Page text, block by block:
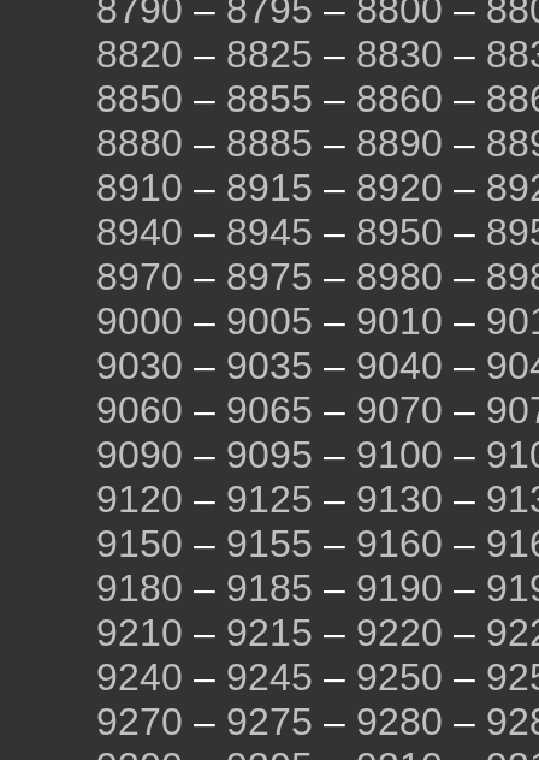
8790 – 8795 – 8800 –
8820 – 8825 – 8830 –
8850 – 8855 – 8860 –
8880 – 8885 – 8890 –
8910 – 8915 – 8920 –
8940 – 8945 – 8950 –
8970 – 8975 – 8980 –
9000 – 9005 – 9010 –
9030 – 9035 – 9040 –
9060 – 9065 – 9070 –
9090 – 9095 – 9100 –
9120 – 9125 – 9130 –
9150 – 9155 – 9160 –
9180 – 9185 – 9190 –
9210 – 9215 – 9220 –
9240 – 9245 – 9250 –
9270 – 9275 – 9280 –